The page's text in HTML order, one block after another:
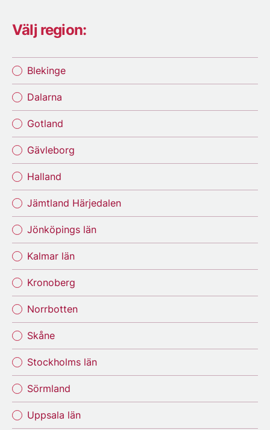
Välj region:
Blekinge
Dalarna
Gotland
Gävleborg
Halland
Jämtland Härjedalen
Jönköpings län
Kalmar län
Kronoberg
Norrbotten
Skåne
Stockholms län
Sörmland
Uppsala län